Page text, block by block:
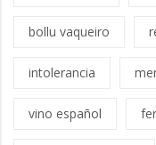
bollu vaqueiro
intolerancia
vino español